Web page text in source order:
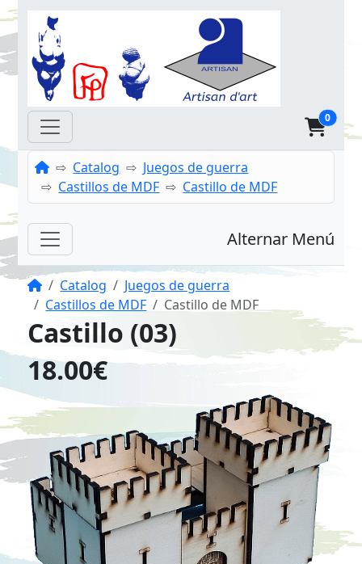
0
InicioCatalog
Juegos de guerra
Castillos de MDF
Castillo de MDF
Alternar Menú
InicioCatalog
Juegos de guerra
Castillos de MDF
Castillo de MDF
Castillo (03)
18.00€